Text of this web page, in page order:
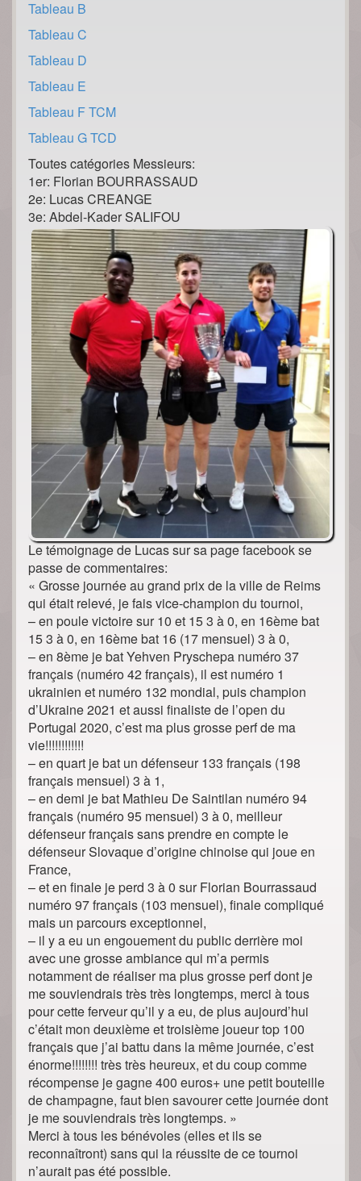
Tableau B
Tableau C
Tableau D
Tableau E
Tableau F TCM
Tableau G TCD
Toutes catégories Messieurs:
1er: Florian BOURRASSAUD
2e: Lucas CREANGE
3e: Abdel-Kader SALIFOU
Le témoignage de Lucas sur sa page facebook se
passe de commentaires:
« Grosse journée au grand prix de la ville de Reims
qui était relevé, je fais vice-champion du tournoi,
– en poule victoire sur 10 et 15 3 à 0, en 16ème bat
15 3 à 0, en 16ème bat 16 (17 mensuel) 3 à 0,
– en 8ème je bat Yehven Pryschepa numéro 37
français (numéro 42 français), il est numéro 1
ukrainien et numéro 132 mondial, puis champion
d’Ukraine 2021 et aussi finaliste de l’open du
Portugal 2020, c’est ma plus grosse perf de ma
vie!!!!!!!!!!!!
– en quart je bat un défenseur 133 français (198
français mensuel) 3 à 1,
– en demi je bat Mathieu De Saintilan numéro 94
français (numéro 95 mensuel) 3 à 0, meilleur
défenseur français sans prendre en compte le
défenseur Slovaque d’origine chinoise qui joue en
France,
– et en finale je perd 3 à 0 sur Florian Bourrassaud
numéro 97 français (103 mensuel), finale compliqué
mais un parcours exceptionnel,
– il y a eu un engouement du public derrière moi
avec une grosse ambiance qui m’a permis
notamment de réaliser ma plus grosse perf dont je
me souviendrais très très longtemps, merci à tous
pour cette ferveur qu’il y a eu, de plus aujourd’hui
c’était mon deuxième et troisième joueur top 100
français que j’ai battu dans la même journée, c’est
énorme!!!!!!!! très très heureux, et du coup comme
récompense je gagne 400 euros+ une petit bouteille
de champagne, faut bien savourer cette journée dont
je me souviendrais très longtemps. »
Merci à tous les bénévoles (elles et ils se
reconnaîtront) sans qui la réussite de ce tournoi
n’aurait pas été possible.